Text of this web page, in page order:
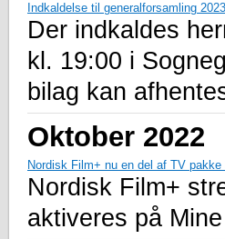
Indkaldelse til generalforsamling 2023
Der indkaldes
kl. 19:00 i
bilag kan
Oktober 2022
Nordisk Film+ nu en del af TV pakke
Nordisk Film+
aktiveres på